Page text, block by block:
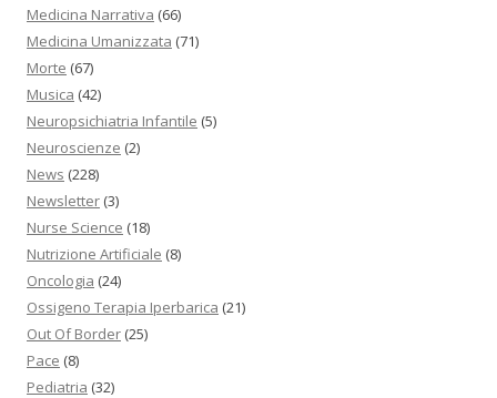
Medicina Narrativa (66)
Medicina Umanizzata (71)
Morte (67)
Musica (42)
Neuropsichiatria Infantile (5)
Neuroscienze (2)
News (228)
Newsletter (3)
Nurse Science (18)
Nutrizione Artificiale (8)
Oncologia (24)
Ossigeno Terapia Iperbarica (21)
Out Of Border (25)
Pace (8)
Pediatria (32)